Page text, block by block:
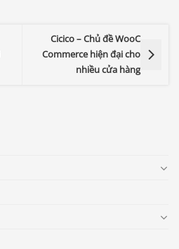
Cicico – Chủ đề WooC
Commerce hiện đại cho
nhiều cửa hàng